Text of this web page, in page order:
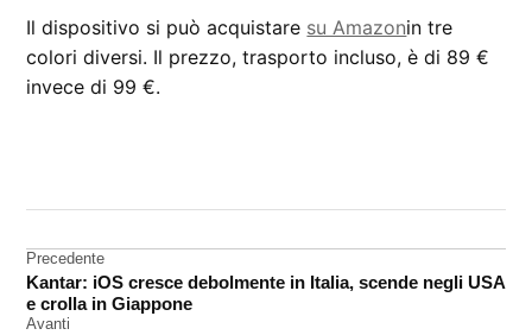
Il dispositivo si può acquistare su Amazonin tre
colori diversi. Il prezzo, trasporto incluso, è di 89 €
invece di 99 €.
Navigazione
articoli
Precedente
Kantar: iOS cresce debolmente in Italia, scende negli USA
e crolla in Giappone
Avanti